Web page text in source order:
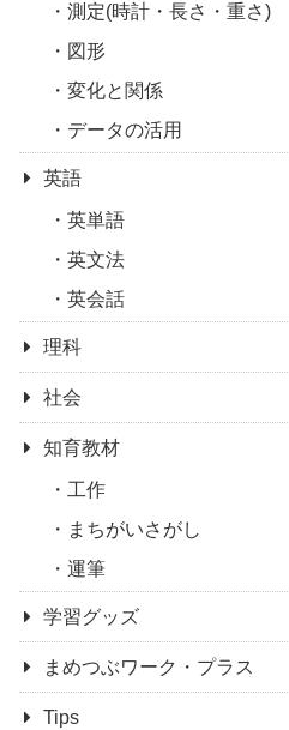
測定(時計・長さ・重さ)
図形
変化と関係
データの活用
英語
英単語
英文法
英会話
理科
社会
知育教材
工作
まちがいさがし
運筆
学習グッズ
まめつぶワーク・プラス
Tips